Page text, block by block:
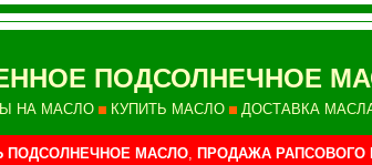
ПОДСОЛНЕЧНОЕ
НА МАСЛО КУПИТЬ МАСЛО ДОСТАВКА
ПОДСОЛНЕЧНОЕ МАСЛО, ПРОДАЖА РАПСОВОГО